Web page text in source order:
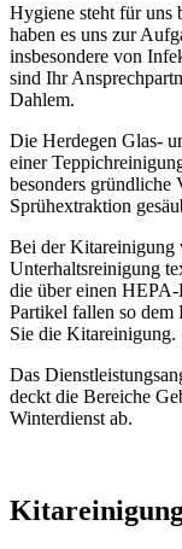
Hygiene steht für uns
haben es uns zur
insbesondere von
sind Ihr
Dahlem.
Die Herdegen Glas-
einer
besonders gründliche
Sprühextraktion
Bei der Kitareinigung
Unterhaltsreinigung
die über einen
Partikel fallen so
Sie die Kitareinigung.
Das
deckt die Bereiche
Winterdienst ab.